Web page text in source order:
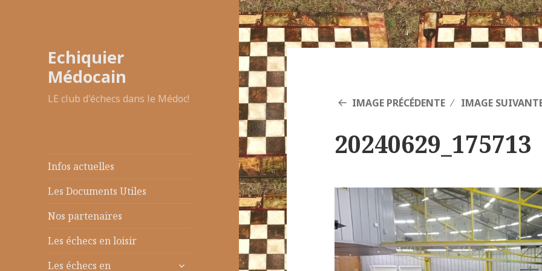
Echiquier
Médocain
LE club d'échecs dans le Médoc!
Infos actuelles
Les Documents Utiles
Nos partenaires
Les échecs en loisir
Les échecs en
ouvrir
IMAGE PRÉCÉDENTE IMAGE
20240629_175713